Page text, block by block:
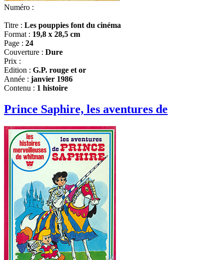
Numéro :
Titre : Les pouppies font du cinéma
Format : 19,8 x 28,5 cm
Page : 24
Couverture : Dure
Prix :
Edition : G.P. rouge et or
Année : janvier 1986
Contenu : 1 histoire
Prince Saphire, les aventures de